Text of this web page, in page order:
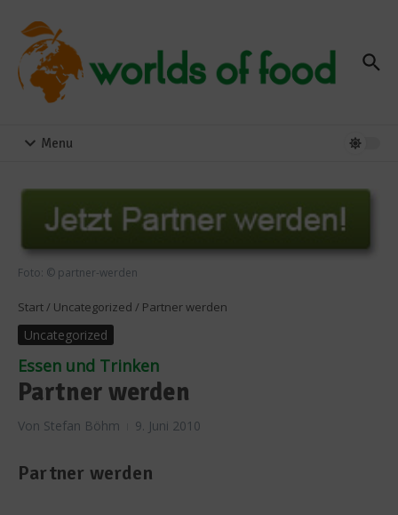
Menu
Foto: © partner-werden
Start/ Uncategorized / Partner werden
Uncategorized
Essen und Trinken
Partner werden
Von Stefan Böhm 9. Juni 2010
Partner werden